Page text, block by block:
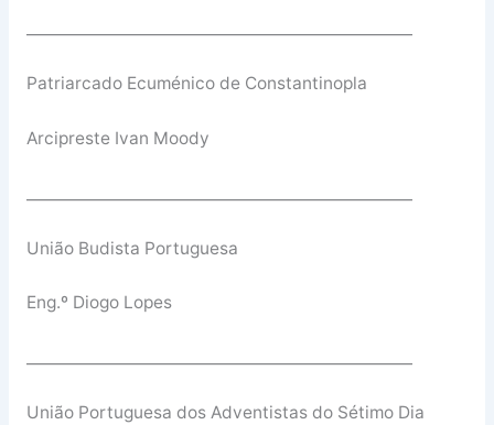
Patriarcado Ecuménico de Constantinopla
Arcipreste Ivan Moody
União Budista Portuguesa
Eng.º Diogo Lopes
União Portuguesa dos Adventistas do Sétimo Dia